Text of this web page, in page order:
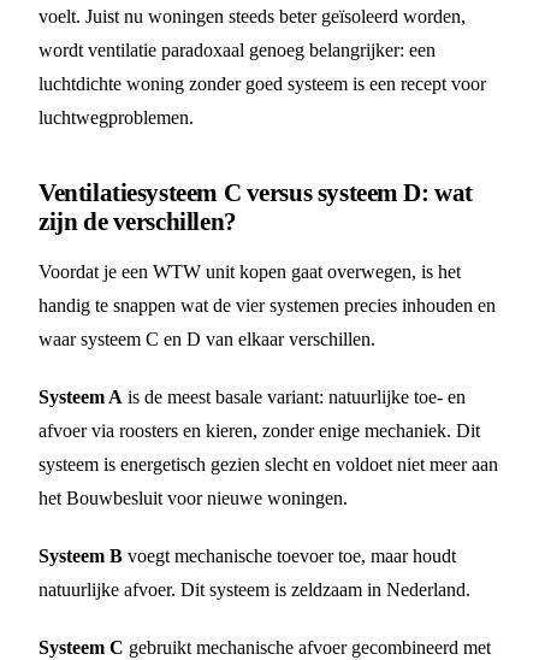
voelt. Juist nu woningen steeds beter geïsoleerd worden,
wordt ventilatie paradoxaal genoeg belangrijker: een
luchtdichte woning zonder goed systeem is een recept voor
luchtwegproblemen.
Ventilatiesysteem C versus systeem D: wat
zijn de verschillen?
Voordat je een WTW unit kopen gaat overwegen, is het
handig te snappen wat de vier systemen precies inhouden en
waar systeem C en D van elkaar verschillen.
Systeem A is de meest basale variant: natuurlijke toe- en
afvoer via roosters en kieren, zonder enige mechaniek. Dit
systeem is energetisch gezien slecht en voldoet niet meer aan
het Bouwbesluit voor nieuwe woningen.
Systeem B voegt mechanische toevoer toe, maar houdt
natuurlijke afvoer. Dit systeem is zeldzaam in Nederland.
Systeem C gebruikt mechanische afvoer gecombineerd met